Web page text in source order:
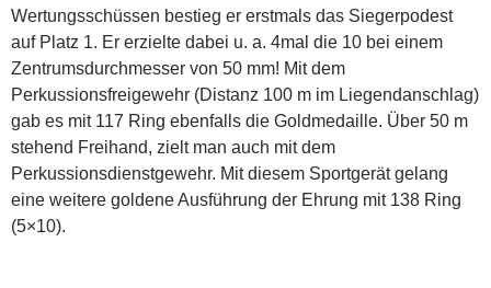
Wertungsschüssen bestieg er erstmals das Siegerpodest
auf Platz 1. Er erzielte dabei u. a. 4mal die 10 bei einem
Zentrumsdurchmesser von 50 mm! Mit dem
Perkussionsfreigewehr (Distanz 100 m im Liegendanschlag)
gab es mit 117 Ring ebenfalls die Goldmedaille. Über 50 m
stehend Freihand, zielt man auch mit dem
Perkussionsdienstgewehr. Mit diesem Sportgerät gelang
eine weitere goldene Ausführung der Ehrung mit 138 Ring
(5×10).